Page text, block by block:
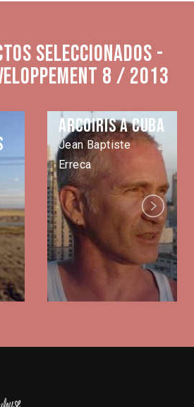
seleccionados -
8 / 2013
Arcoiris a Cuba
Jean Baptiste
Erreca
Next